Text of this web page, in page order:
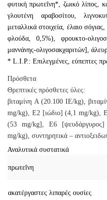
φυτική πρωτεΐνη*, ζωικό λίπος,
γλουτένη αραβοσίτου,
μεταλλικά στοιχεία, έλαιο
φλούδα, 0,5%), φρουκτο-
μαννάνης-ολιγοσακχαριτών],
* L.I.P.: Επιλεγμένες, εύπεπτες
Πρόσθετα
Θρεπτικές πρόσθετες ύλες:
βιταμίνη A (20.100 IE/kg),
mg/kg), E2 [ιώδιο] (4,1 mg/kg),
(53 mg/kg], E6
mg/kg), συντηρητικά –
Αναλυτικά συστατικά
πρωτεΐνη
ακατέργαστες λιπαρές ουσίες